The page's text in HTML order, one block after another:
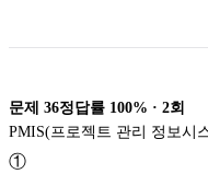
문제 36정답률 100% · 2회
PMIS(프로젝트 관리 정보시
①